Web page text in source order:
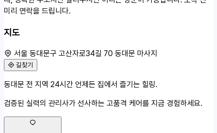
미리 연락을 드립니다.
지도
서울 동대문구 고산자로34길 70 동대문 마사지
길찾기
서울 동대문구 고산자로34길 70
동대문 전 지역 24시간 언제든 집에서 즐기는 힐링.
검증된 실력의 관리사가 선사하는 고품격 케어를 지금 경험하세요.